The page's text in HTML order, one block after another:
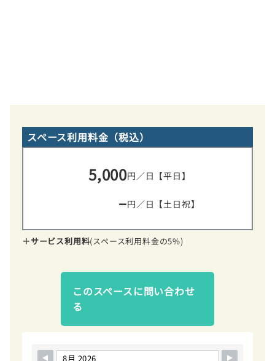
スペース利用料金（税込）
5,000円／日【平日】
–円／日【土日祝】
＋サービス利用料(スペース利用料金の5%)
このスペースに問い合わせ
る